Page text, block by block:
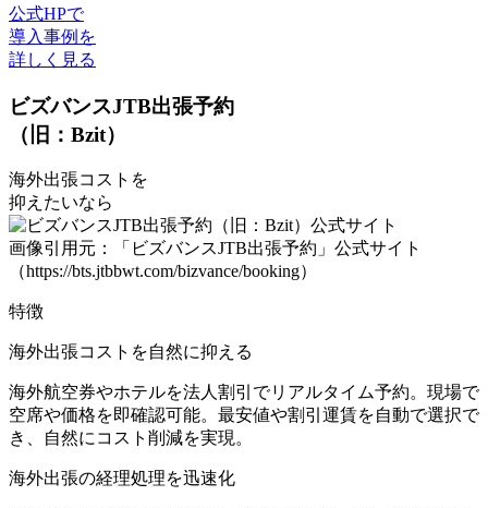
公式HPで
導入事例を
詳しく見る
ビズバンスJTB出張予約
（旧：Bzit）
海外出張コストを
抑えたいなら
画像引用元：「ビズバンスJTB出張予約」公式サイト
（https://bts.jtbbwt.com/bizvance/booking）
特徴
海外出張コストを自然に抑える
海外航空券やホテルを法人割引でリアルタイム予約。現場で
空席や価格を即確認可能。最安値や割引運賃を自動で選択で
き、自然にコスト削減を実現。
海外出張の経理処理を迅速化